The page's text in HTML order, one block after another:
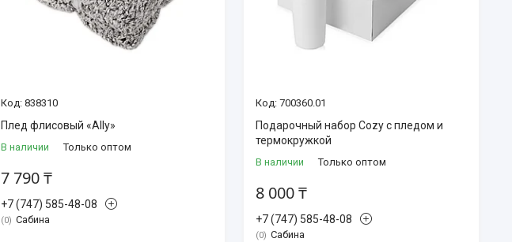
838310
Плед флисовый «Ally»
В наличии Только оптом
7 790 ₸
+7 (747) 585-48-08
0 Сабина
700360.01
Подарочный набор Cozy с пледом и
термокружкой
В наличии Только оптом
8 000 ₸
+7 (747) 585-48-08
0 Сабина